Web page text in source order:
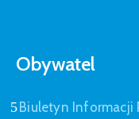
Obywatel
Biuletyn Informacji